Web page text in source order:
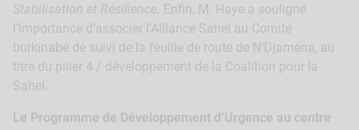
Stabilisation et Résilience . Enfin, M. Haye a souligné
l’importance d’associer l’Alliance Sahel au Comité
burkinabé de suivi de la feuille de route de N’Djaména, au
titre du pilier 4 / développement de la Coalition pour la
Sahel.
Le Programme de Développement d’Urgence au centre